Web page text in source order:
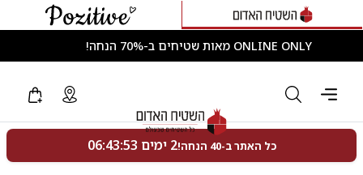
ONLINE ONLY מאות שטיחים ב-70% הנחה!